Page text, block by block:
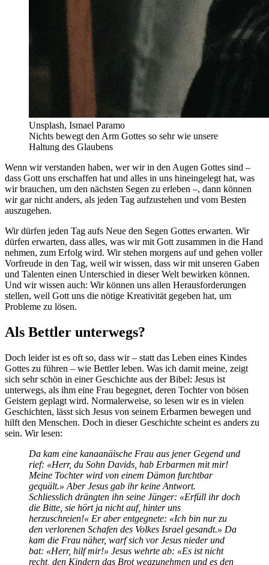
Unsplash, Ismael Paramo
Nichts bewegt den Arm Gottes so sehr wie unsere
Haltung des Glaubens
Wenn wir verstanden haben, wer wir in den Augen Gottes sind –
dass Gott uns erschaffen hat und alles in uns hineingelegt hat, was
wir brauchen, um den nächsten Segen zu erleben –, dann können
wir gar nicht anders, als jeden Tag aufzustehen und vom Besten
auszugehen.
Wir dürfen jeden Tag aufs Neue den Segen Gottes erwarten. Wir
dürfen erwarten, dass alles, was wir mit Gott zusammen in die Hand
nehmen, zum Erfolg wird. Wir stehen morgens auf und gehen voller
Vorfreude in den Tag, weil wir wissen, dass wir mit unseren Gaben
und Talenten einen Unterschied in dieser Welt bewirken können.
Und wir wissen auch: Wir können uns allen Herausforderungen
stellen, weil Gott uns die nötige Kreativität gegeben hat, um
Probleme zu lösen.
Als Bettler unterwegs?
Doch leider ist es oft so, dass wir – statt das Leben eines Kindes
Gottes zu führen – wie Bettler leben. Was ich damit meine, zeigt
sich sehr schön in einer Geschichte aus der Bibel: Jesus ist
unterwegs, als ihm eine Frau begegnet, deren Tochter von bösen
Geistern geplagt wird. Normalerweise, so lesen wir es in vielen
Geschichten, lässt sich Jesus von seinem Erbarmen bewegen und
hilft den Menschen. Doch in dieser Geschichte scheint es anders zu
sein. Wir lesen:
Da kam eine kanaanäische Frau aus jener Gegend und
rief: «Herr, du Sohn Davids, hab Erbarmen mit mir!
Meine Tochter wird von einem Dämon furchtbar
gequält.» Aber Jesus gab ihr keine Antwort.
Schliesslich drängten ihn seine Jünger: «Erfüll ihr doch
die Bitte, sie hört ja nicht auf, hinter uns
herzuschreien!« Er aber entgegnete: «Ich bin nur zu
den verlorenen Schafen des Volkes Israel gesandt.» Da
kam die Frau näher, warf sich vor Jesus nieder und
bat: «Herr, hilf mir!» Jesus wehrte ab: «Es ist nicht
recht, den Kindern das Brot wegzunehmen und es den